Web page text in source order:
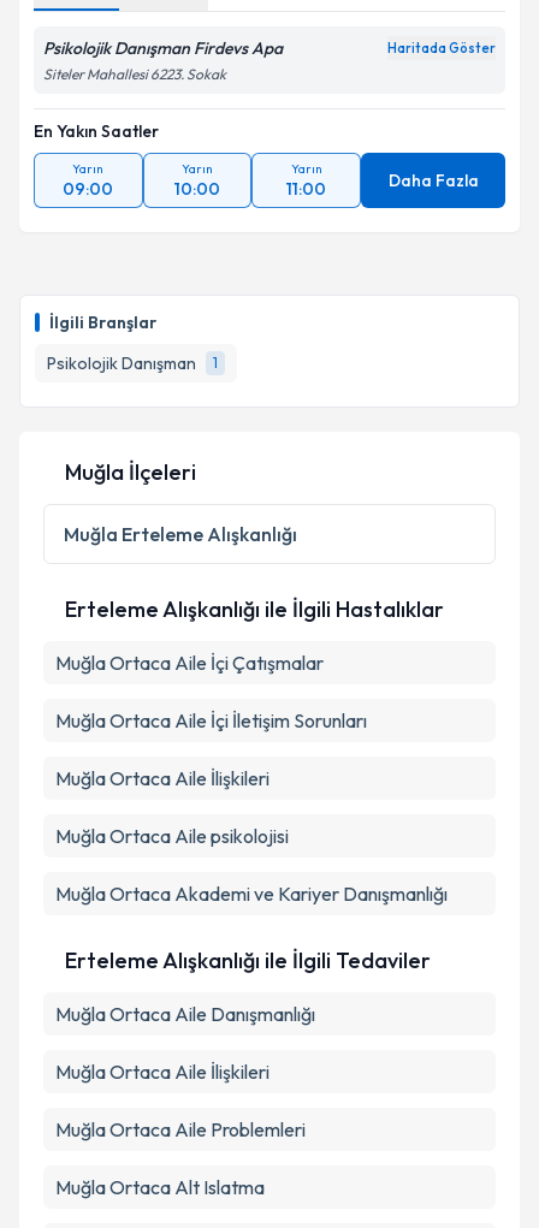
İlgili Branşlar
Psikolojik Danışman
1
Psikolojik Danışman Firdevs Apa Haritada Göster
Siteler Mahallesi 6223. Sokak
En Yakın Saatler
Yarın
09:00
Yarın
10:00
Yarın
11:00 Daha Fazla
Muğla İlçeleri
Muğla Erteleme Alışkanlığı
Erteleme Alışkanlığı ile İlgili Hastalıklar
Muğla Ortaca Aile İçi Çatışmalar
Muğla Ortaca Aile İçi İletişim Sorunları
Muğla Ortaca Aile İlişkileri
Muğla Ortaca Aile psikolojisi
Muğla Ortaca Akademi ve Kariyer Danışmanlığı
Erteleme Alışkanlığı ile İlgili Tedaviler
Muğla Ortaca Aile Danışmanlığı
Muğla Ortaca Aile İlişkileri
Muğla Ortaca Aile Problemleri
Muğla Ortaca Alt Islatma